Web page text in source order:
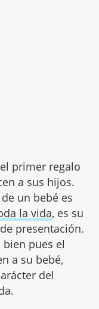
primer regalo
a sus hijos.
un bebé es
la vida, es su
presentación.
pues el
a su bebé,
del